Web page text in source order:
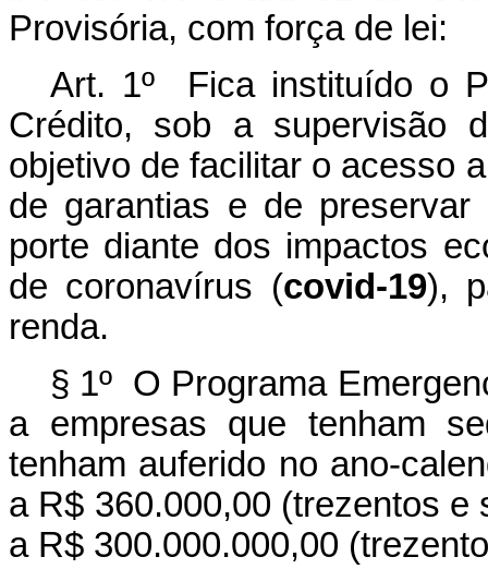
Provisória, com força de lei:
Art. 1º Fica instituído o
Crédito, sob a supervisão
objetivo de facilitar o acesso
de garantias e de
porte diante dos impactos
de coronavírus (covid-19),
renda.
§ 1º O Programa
a empresas que tenham
tenham auferido no ano-
a R$ 360.000,00 (trezentos
a R$ 300.000.000,00